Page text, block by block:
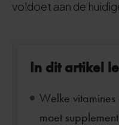
voldoet aan de
In dit artikel
Welke vitamines
moet